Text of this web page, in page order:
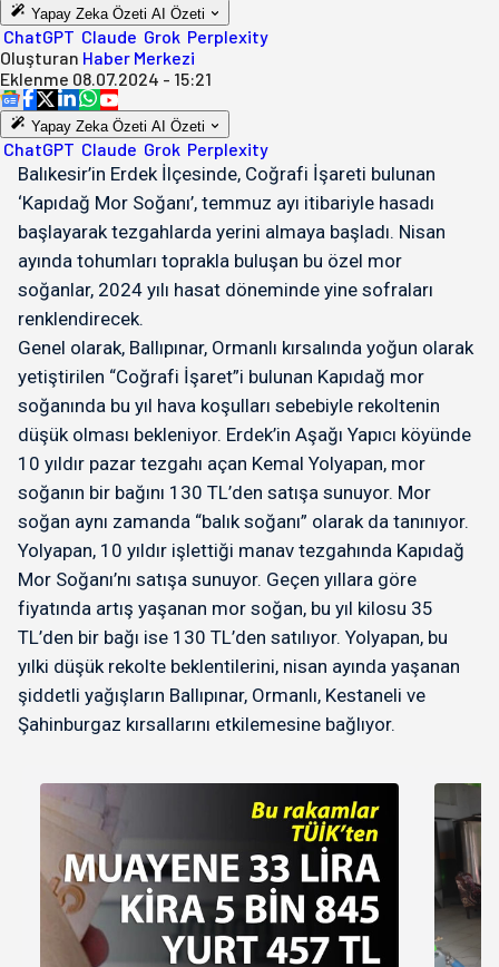
Yapay Zeka Özeti AI Özeti
ChatGPT Claude Grok Perplexity
Oluşturan Haber Merkezi
Eklenme 08.07.2024 - 15:21
Yapay Zeka Özeti AI Özeti
ChatGPT Claude Grok Perplexity
Balıkesir’in Erdek İlçesinde, Coğrafi İşareti bulunan
‘Kapıdağ Mor Soğanı’, temmuz ayı itibariyle hasadı
başlayarak tezgahlarda yerini almaya başladı. Nisan
ayında tohumları toprakla buluşan bu özel mor
soğanlar, 2024 yılı hasat döneminde yine sofraları
renklendirecek.
Genel olarak, Ballıpınar, Ormanlı kırsalında yoğun olarak
yetiştirilen “Coğrafi İşaret”i bulunan Kapıdağ mor
soğanında bu yıl hava koşulları sebebiyle rekoltenin
düşük olması bekleniyor. Erdek’in Aşağı Yapıcı köyünde
10 yıldır pazar tezgahı açan Kemal Yolyapan, mor
soğanın bir bağını 130 TL’den satışa sunuyor. Mor
soğan aynı zamanda “balık soğanı” olarak da tanınıyor.
Yolyapan, 10 yıldır işlettiği manav tezgahında Kapıdağ
Mor Soğanı’nı satışa sunuyor. Geçen yıllara göre
fiyatında artış yaşanan mor soğan, bu yıl kilosu 35
TL’den bir bağı ise 130 TL’den satılıyor. Yolyapan, bu
yılki düşük rekolte beklentilerini, nisan ayında yaşanan
şiddetli yağışların Ballıpınar, Ormanlı, Kestaneli ve
Şahinburgaz kırsallarını etkilemesine bağlıyor.